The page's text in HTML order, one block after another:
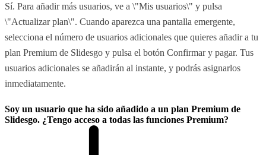
Sí. Para añadir más usuarios, ve a \"Mis usuarios\" y pulsa
\"Actualizar plan\". Cuando aparezca una pantalla emergente,
selecciona el número de usuarios adicionales que quieres añadir a tu
plan Premium de Slidesgo y pulsa el botón Confirmar y pagar. Tus
usuarios adicionales se añadirán al instante, y podrás asignarlos
inmediatamente.
Soy un usuario que ha sido añadido a un plan Premium de
Slidesgo. ¿Tengo acceso a todas las funciones Premium?